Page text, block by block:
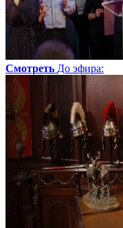
Смотреть До эфира: